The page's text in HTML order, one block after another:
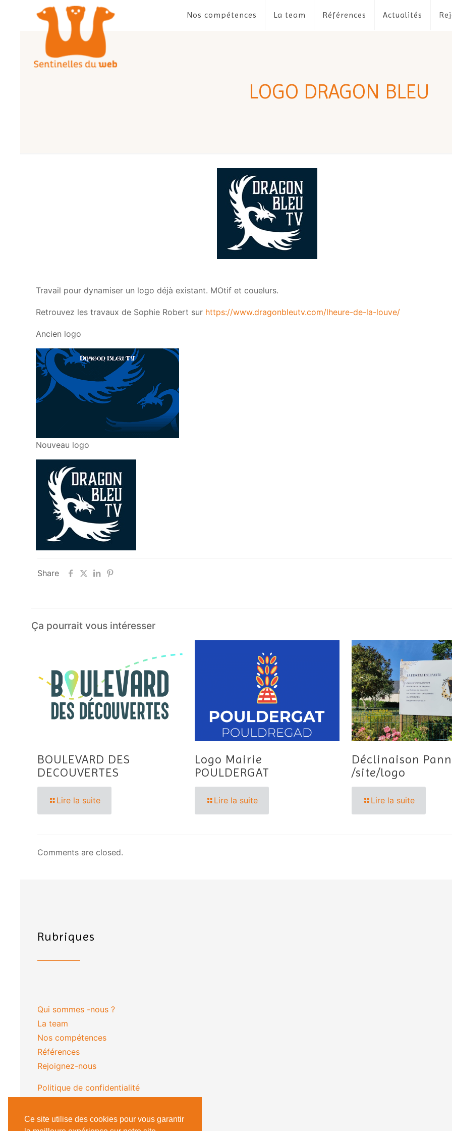
Nos compétences La team Références Actualités
LOGO DRAGON BLEU
Travail pour dynamiser un logo déjà existant. MOtif et couelurs.
Retrouvez les travaux de Sophie Robert sur https://www.dragonbleutv.com/lheure-de-la-louve/
Ancien logo
Nouveau logo
Share
Ça pourrait vous intéresser
BOULEVARD DES
DECOUVERTES
Lire la suite
Logo Mairie
POULDERGAT
Lire la suite
Déclinaison
/site/logo
Lire la suite
Comments are closed.
Rubriques
Qui sommes -nous ?
La team
Nos compétences
Références
Rejoignez-nous
Politique de confidentialité
Ce site utilise des cookies pour vous garantir